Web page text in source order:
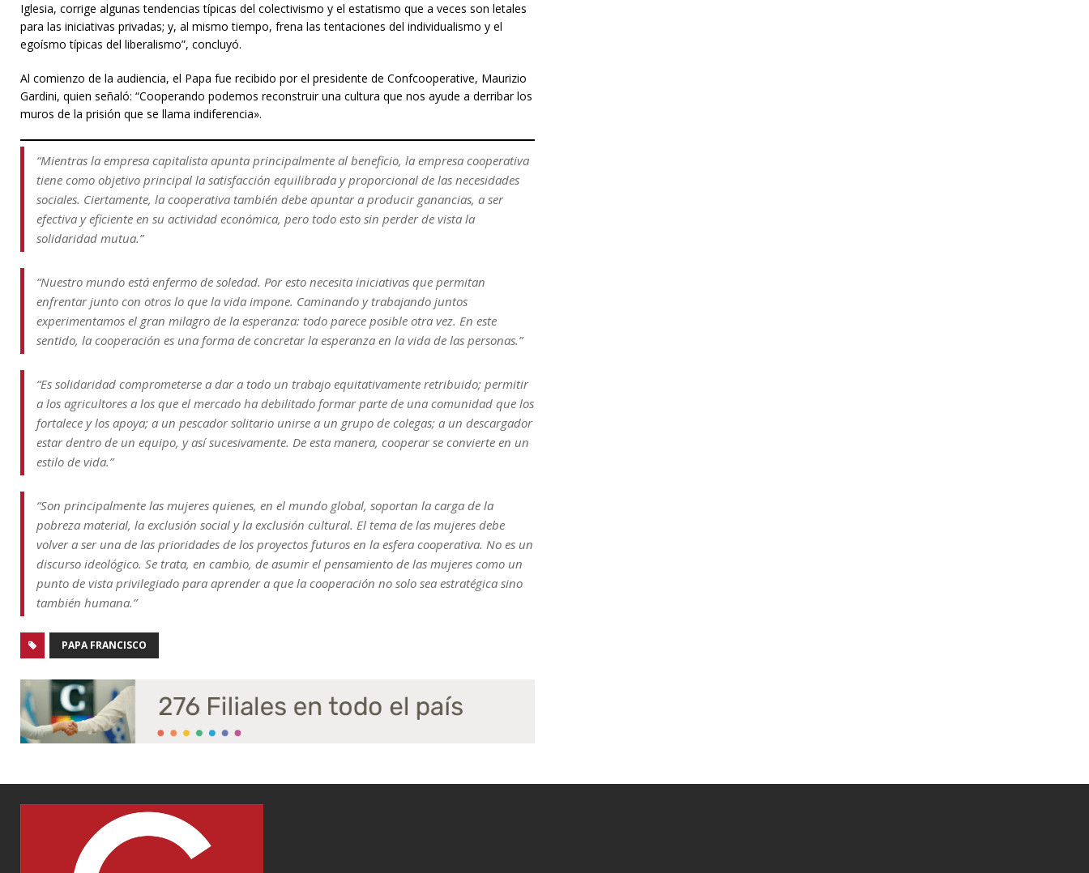
Iglesia, corrige algunas tendencias típicas del colectivismo y el estatismo que a veces son letales
para las iniciativas privadas; y, al mismo tiempo, frena las tentaciones del individualismo y el
egoísmo típicas del liberalismo”, concluyó.
Al comienzo de la audiencia, el Papa fue recibido por el presidente de Confcooperative, Maurizio
Gardini, quien señaló: “Cooperando podemos reconstruir una cultura que nos ayude a derribar los
muros de la prisión que se llama indiferencia».
“Mientras la empresa capitalista apunta principalmente al beneficio, la empresa cooperativa
tiene como objetivo principal la satisfacción equilibrada y proporcional de las necesidades
sociales. Ciertamente, la cooperativa también debe apuntar a producir ganancias, a ser
efectiva y eficiente en su actividad económica, pero todo esto sin perder de vista la
solidaridad mutua.”
“Nuestro mundo está enfermo de soledad. Por esto necesita iniciativas que permitan
enfrentar junto con otros lo que la vida impone. Caminando y trabajando juntos
experimentamos el gran milagro de la esperanza: todo parece posible otra vez. En este
sentido, la cooperación es una forma de concretar la esperanza en la vida de las personas.”
“Es solidaridad comprometerse a dar a todo un trabajo equitativamente retribuido; permitir
a los agricultores a los que el mercado ha debilitado formar parte de una comunidad que los
fortalece y los apoya; a un pescador solitario unirse a un grupo de colegas; a un descargador
estar dentro de un equipo, y así sucesivamente. De esta manera, cooperar se convierte en un
estilo de vida.”
“Son principalmente las mujeres quienes, en el mundo global, soportan la carga de la
pobreza material, la exclusión social y la exclusión cultural. El tema de las mujeres debe
volver a ser una de las prioridades de los proyectos futuros en la esfera cooperativa. No es un
discurso ideológico. Se trata, en cambio, de asumir el pensamiento de las mujeres como un
punto de vista privilegiado para aprender a que la cooperación no solo sea estratégica sino
también humana.”
PAPA FRANCISCO